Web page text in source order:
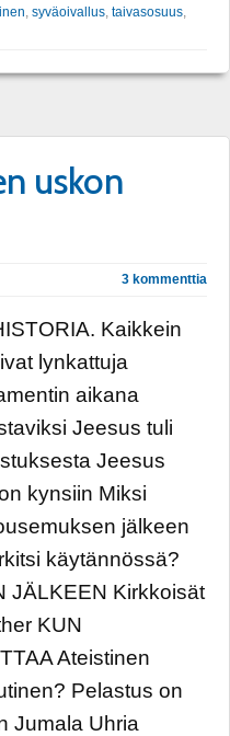
syväoivallus taivasosuus
uskon
3 kommenttia
Kaikkein
lynkattuja
aikana
Jeesus tuli
Jeesus
kynsiin Miksi
jälkeen
käytännössä?
JÄLKEEN Kirkkoisät
KUN
Ateistinen
Pelastus on
Jumala Uhria